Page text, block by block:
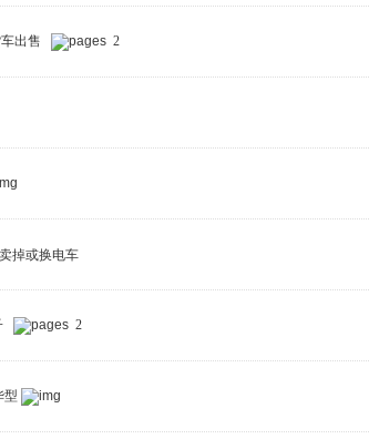
出售 2
掉或换电车
2
型